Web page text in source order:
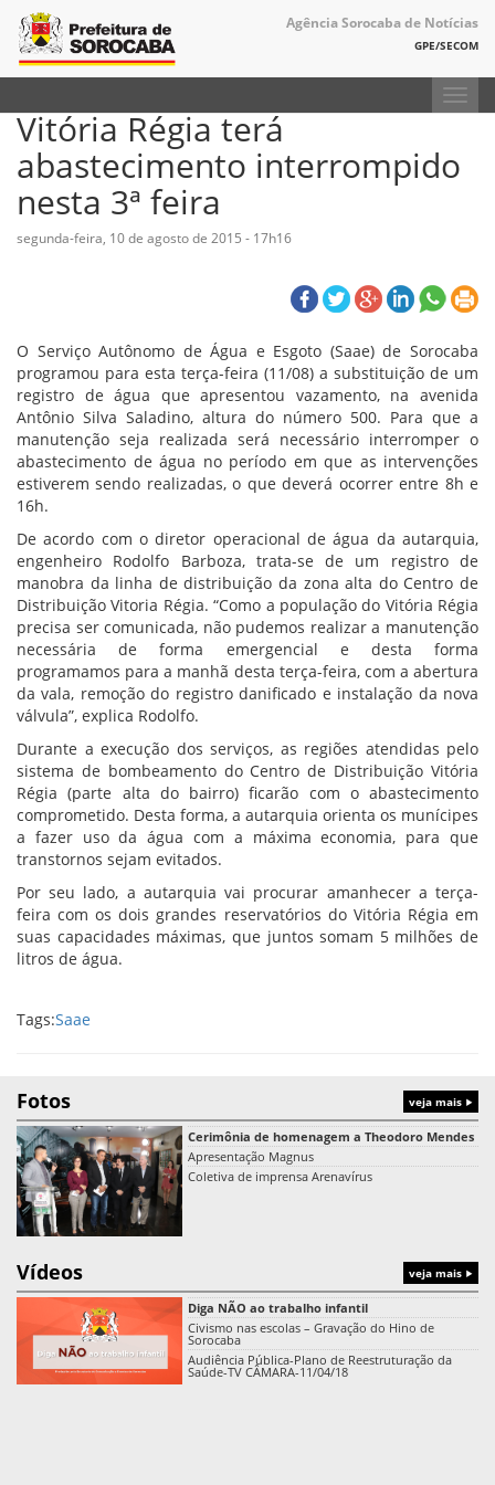
Agência Sorocaba de Notícias
GPE/SECOM
Vitória Régia terá
abastecimento interrompido
nesta 3ª feira
segunda-feira, 10 de agosto de 2015 - 17h16
O Serviço Autônomo de Água e Esgoto (Saae) de Sorocaba
programou para esta terça-feira (11/08) a substituição de um
registro de água que apresentou vazamento, na avenida
Antônio Silva Saladino, altura do número 500. Para que a
manutenção seja realizada será necessário interromper o
abastecimento de água no período em que as intervenções
estiverem sendo realizadas, o que deverá ocorrer entre 8h e
16h.
De acordo com o diretor operacional de água da autarquia,
engenheiro Rodolfo Barboza, trata-se de um registro de
manobra da linha de distribuição da zona alta do Centro de
Distribuição Vitoria Régia. “Como a população do Vitória Régia
precisa ser comunicada, não pudemos realizar a manutenção
necessária de forma emergencial e desta forma
programamos para a manhã desta terça-feira, com a abertura
da vala, remoção do registro danificado e instalação da nova
válvula”, explica Rodolfo.
Durante a execução dos serviços, as regiões atendidas pelo
sistema de bombeamento do Centro de Distribuição Vitória
Régia (parte alta do bairro) ficarão com o abastecimento
comprometido. Desta forma, a autarquia orienta os munícipes
a fazer uso da água com a máxima economia, para que
transtornos sejam evitados.
Por seu lado, a autarquia vai procurar amanhecer a terça-
feira com os dois grandes reservatórios do Vitória Régia em
suas capacidades máximas, que juntos somam 5 milhões de
litros de água.
Tags:Saae
Fotos veja mais
Cerimônia de homenagem a Theodoro Mendes
Apresentação Magnus
Coletiva de imprensa Arenavírus
Vídeos veja mais
Diga NÃO ao trabalho infantil
Civismo nas escolas – Gravação do Hino de
Sorocaba
Audiência Pública-Plano de Reestruturação da
Saúde-TV CÂMARA-11/04/18